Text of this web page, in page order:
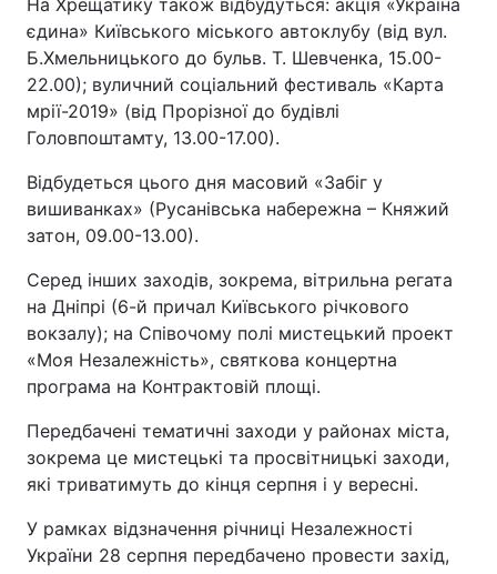
На Хрещатику також відбудуться: акція «Україна
єдина» Київського міського автоклубу (від вул.
Б.Хмельницького до бульв. Т. Шевченка, 15.00-
22.00); вуличний соціальний фестиваль «Карта
мрії-2019» (від Прорізної до будівлі
Головпоштамту, 13.00-17.00).
Відбудеться цього дня масовий «Забіг у
вишиванках» (Русанівська набережна – Княжий
затон, 09.00-13.00).
Серед інших заходів, зокрема, вітрильна регата
на Дніпрі (6-й причал Київського річкового
вокзалу); на Співочому полі мистецький проект
«Моя Незалежність», святкова концертна
програма на Контрактовій площі.
Передбачені тематичні заходи у районах міста,
зокрема це мистецькі та просвітницькі заходи,
які триватимуть до кінця серпня і у вересні.
У рамках відзначення річниці Незалежності
України 28 серпня передбачено провести захід,